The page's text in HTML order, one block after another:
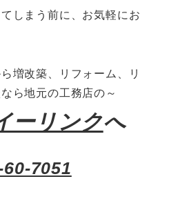
しまう前に、お気軽にお
増改築、リフォーム、リ
ら地元の工務店の～
ーリンクへ
7051